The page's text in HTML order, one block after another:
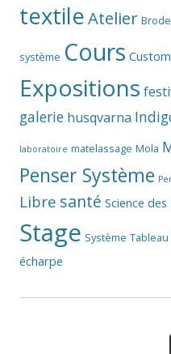
textileAtelier
système Cours
Expositions
galerie husqvarna
laboratoire matelassage Mola
Penser Système
Libre santé Science
Stage Système
écharpe